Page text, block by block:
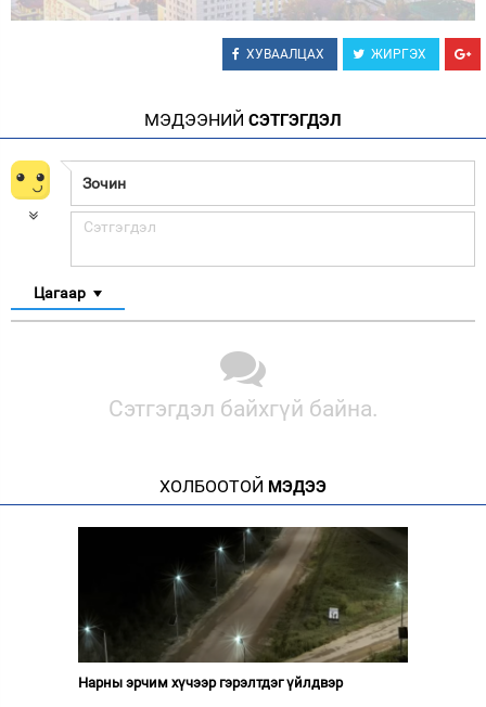
ХУВААЛЦАХ ЖИРГЭХ
МЭДЭЭНИЙ СЭТГЭГДЭЛ
Цагаар
Сэтгэгдэл байхгүй байна.
ХОЛБООТОЙ МЭДЭЭ
Нарны эрчим хүчээр гэрэлтдэг үйлдвэр